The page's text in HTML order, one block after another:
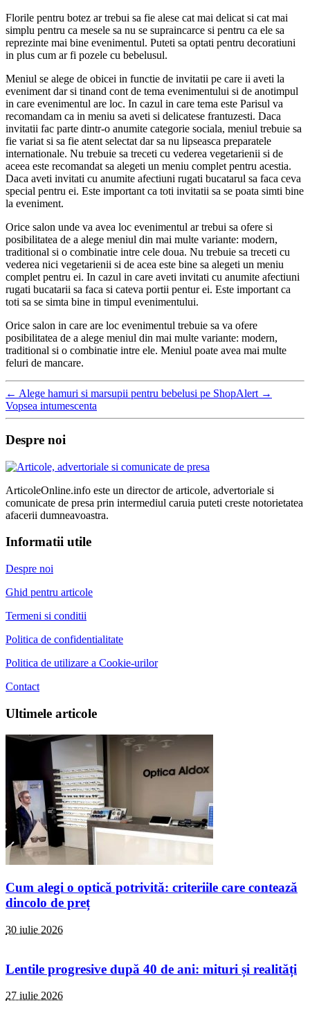
Florile pentru botez ar trebui sa fie alese cat mai delicat si cat mai
simplu pentru ca mesele sa nu se supraincarce si pentru ca ele sa
reprezinte mai bine evenimentul. Puteti sa optati pentru decoratiuni
in plus cum ar fi pozele cu bebelusul.
Meniul se alege de obicei in functie de invitatii pe care ii aveti la
eveniment dar si tinand cont de tema evenimentului si de anotimpul
in care evenimentul are loc. In cazul in care tema este Parisul va
recomandam ca in meniu sa aveti si delicatese frantuzesti. Daca
invitatii fac parte dintr-o anumite categorie sociala, meniul trebuie sa
fie variat si sa fie atent selectat dar sa nu lipseasca preparatele
internationale. Nu trebuie sa treceti cu vederea vegetarienii si de
aceea este recomandat sa alegeti un meniu complet pentru acestia.
Daca aveti invitati cu anumite afectiuni rugati bucatarul sa faca ceva
special pentru ei. Este important ca toti invitatii sa se poata simti bine
la eveniment.
Orice salon unde va avea loc evenimentul ar trebui sa ofere si
posibilitatea de a alege meniul din mai multe variante: modern,
traditional si o combinatie intre cele doua. Nu trebuie sa treceti cu
vederea nici vegetarienii si de acea este bine sa alegeti un meniu
complet pentru ei. In cazul in care aveti invitati cu anumite afectiuni
rugati bucatarii sa faca si cateva portii pentur ei. Este important ca
toti sa se simta bine in timpul evenimentului.
Orice salon in care are loc evenimentul trebuie sa va ofere
posibilitatea de a alege meniul din mai multe variante: modern,
traditional si o combinatie intre ele. Meniul poate avea mai multe
feluri de mancare.
← Alege hamuri si marsupii pentru bebelusi pe ShopAlert →
Vopsea intumescenta
Despre noi
ArticoleOnline.info este un director de articole, advertoriale si
comunicate de presa prin intermediul caruia puteti creste notorietatea
afacerii dumneavoastra.
Informatii utile
Despre noi
Ghid pentru articole
Termeni si conditii
Politica de confidentialitate
Politica de utilizare a Cookie-urilor
Contact
Ultimele articole
Cum alegi o optică potrivită: criteriile care contează
dincolo de preț
30 iulie 2026
Lentile progresive după 40 de ani: mituri și realități
27 iulie 2026